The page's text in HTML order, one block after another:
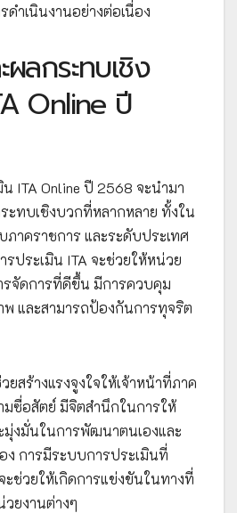
ำเนินงานอย่างต่อเนื่อง
ผลกระทบเชิง
Online ปี
ITA Online ปี 2568 จะนำมา
ะทบเชิงบวกที่หลากหลาย ทั้งใน
าคราชการ และระดับประเทศ
ประเมิน ITA จะช่วยให้หน่วย
จัดการที่ดีขึ้น มีการควบคุม
และสามารถป้องกันการทุจริต
ยสร้างแรงจูงใจให้เจ้าหน้าที่ภาค
ซื่อสัตย์ มีจิตสำนึกในการให้
มุ่งมั่นในการพัฒนาตนเองและ
ง การมีระบบการประเมินที่
ะช่วยให้เกิดการแข่งขันในทางที่
วยงานต่างๆ